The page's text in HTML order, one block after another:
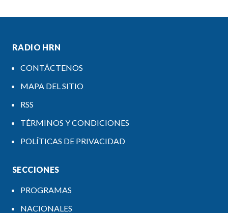
RADIO HRN
CONTÁCTENOS
MAPA DEL SITIO
RSS
TÉRMINOS Y CONDICIONES
POLÍTICAS DE PRIVACIDAD
SECCIONES
PROGRAMAS
NACIONALES